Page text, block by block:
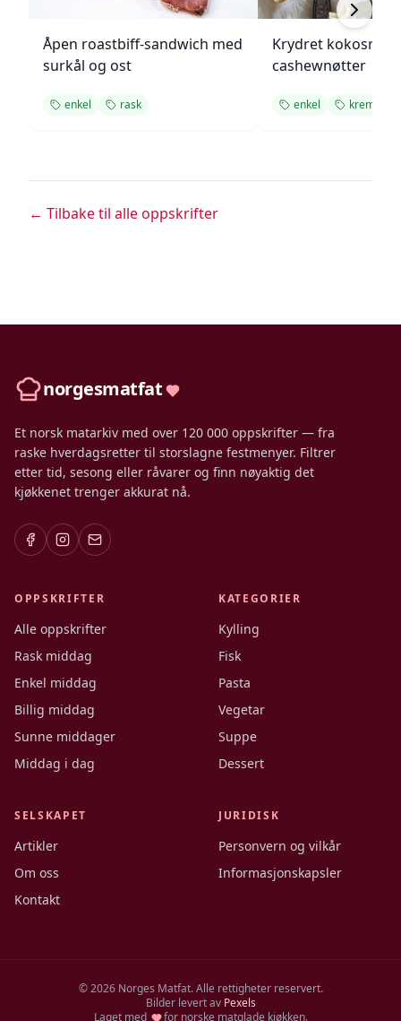
Åpen roastbiff-sandwich med
surkål og ost
enkel rask
Krydret kokosris
cashewnøtter
enkel kremet
← Tilbake til alle oppskrifter
norgesmatfat
Et norsk matarkiv med over 120 000 oppskrifter — fra
raske hverdagsretter til storslagne festmenyer. Filtrer
etter tid, sesong eller råvarer og finn nøyaktig det
kjøkkenet trenger akkurat nå.
OPPSKRIFTER
Alle oppskrifter
Rask middag
Enkel middag
Billig middag
Sunne middager
Middag i dag
KATEGORIER
Kylling
Fisk
Pasta
Vegetar
Suppe
Dessert
SELSKAPET
Artikler
Om oss
Kontakt
JURIDISK
Personvern og vilkår
Informasjonskapsler
©2026Norges Matfat. Alle rettigheter reservert.
Bilder levert av Pexels
Laget med
for norske matglade kjøkken.